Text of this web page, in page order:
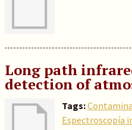
Long path
detection of
Tags:
Espectroscopía